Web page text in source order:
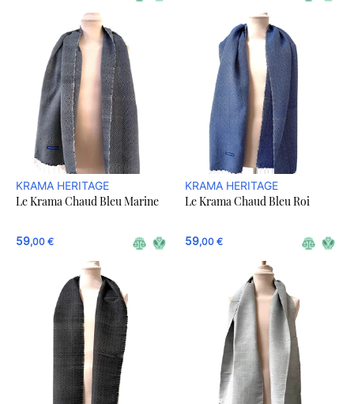
KRAMA HERITAGE
Le Krama Chaud Bleu Marine
59,00 €
KRAMA HERITAGE
Le Krama Chaud Bleu Roi
59,00 €